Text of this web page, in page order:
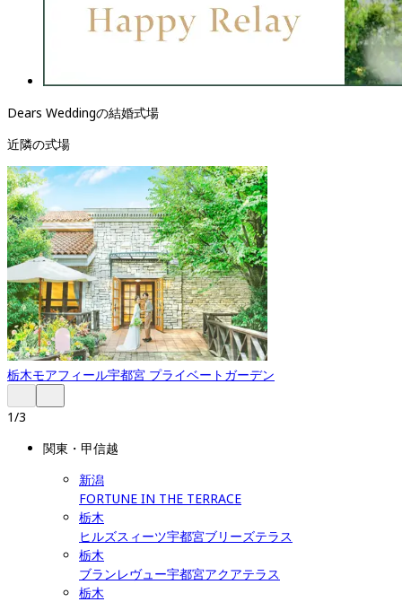
Dears Weddingの結婚式場
近隣の式場
栃木モアフィール宇都宮 プライベートガーデン
1/3
関東・甲信越
新潟
FORTUNE IN THE TERRACE
栃木
ヒルズスィーツ宇都宮ブリーズテラス
栃木
ブランレヴュー宇都宮アクアテラス
栃木